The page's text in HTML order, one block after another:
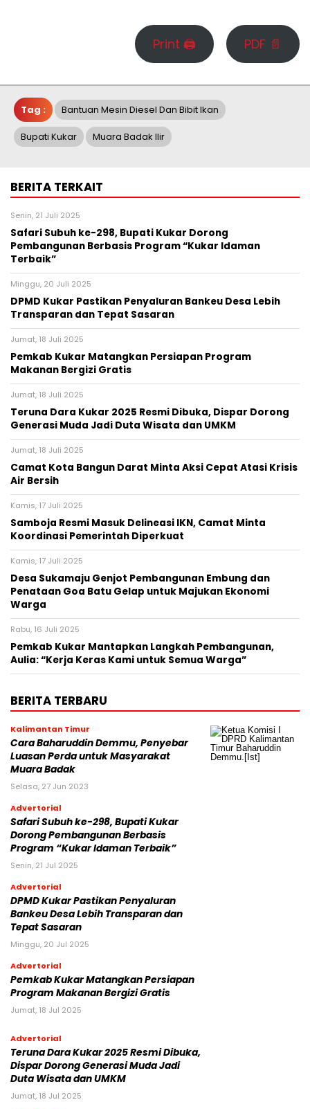
Print 🖨 PDF 📄
Tag : Bantuan Mesin Diesel Dan Bibit Ikan
Bupati Kukar Muara Badak Ilir
BERITA TERKAIT
Senin, 21 Juli 2025
Safari Subuh ke-298, Bupati Kukar Dorong
Pembangunan Berbasis Program “Kukar Idaman
Terbaik”
Minggu, 20 Juli 2025
DPMD Kukar Pastikan Penyaluran Bankeu Desa Lebih
Transparan dan Tepat Sasaran
Jumat, 18 Juli 2025
Pemkab Kukar Matangkan Persiapan Program
Makanan Bergizi Gratis
Jumat, 18 Juli 2025
Teruna Dara Kukar 2025 Resmi Dibuka, Dispar Dorong
Generasi Muda Jadi Duta Wisata dan UMKM
Jumat, 18 Juli 2025
Camat Kota Bangun Darat Minta Aksi Cepat Atasi Krisis
Air Bersih
Kamis, 17 Juli 2025
Samboja Resmi Masuk Delineasi IKN, Camat Minta
Koordinasi Pemerintah Diperkuat
Kamis, 17 Juli 2025
Desa Sukamaju Genjot Pembangunan Embung dan
Penataan Goa Batu Gelap untuk Majukan Ekonomi
Warga
Rabu, 16 Juli 2025
Pemkab Kukar Mantapkan Langkah Pembangunan,
Aulia: “Kerja Keras Kami untuk Semua Warga”
BERITA TERBARU
Kalimantan Timur
Cara Baharuddin Demmu, Penyebar
Luasan Perda untuk Masyarakat
Muara Badak
Selasa, 27 Jun 2023
Advertorial
Safari Subuh ke-298, Bupati Kukar
Dorong Pembangunan Berbasis
Program “Kukar Idaman Terbaik”
Senin, 21 Jul 2025
Advertorial
DPMD Kukar Pastikan Penyaluran
Bankeu Desa Lebih Transparan dan
Tepat Sasaran
Minggu, 20 Jul 2025
Advertorial
Pemkab Kukar Matangkan Persiapan
Program Makanan Bergizi Gratis
Jumat, 18 Jul 2025
Advertorial
Teruna Dara Kukar 2025 Resmi Dibuka,
Dispar Dorong Generasi Muda Jadi
Duta Wisata dan UMKM
Jumat, 18 Jul 2025